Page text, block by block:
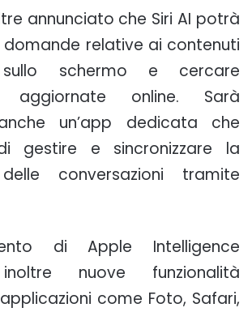
annunciato che Siri AI potrà
relative ai contenuti
sullo schermo e cercare
aggiornate online. Sarà
un’app dedicata che
gestire e sincronizzare la
conversazioni tramite
di Apple Intelligence
nuove funzionalità
come Foto, Safari,